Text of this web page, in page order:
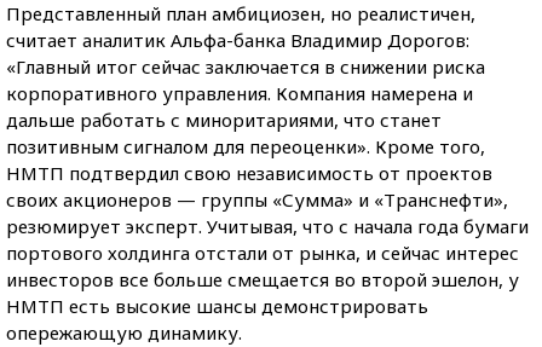
Представленный план амбициозен, но реалистичен,
считает аналитик Альфа-банка Владимир Дорогов:
«Главный итог сейчас заключается в снижении риска
корпоративного управления. Компания намерена и
дальше работать с миноритариями, что станет
позитивным сигналом для переоценки». Кроме того,
НМТП подтвердил свою независимость от проектов
своих акционеров — группы «Сумма» и «Транснефти»,
резюмирует эксперт. Учитывая, что с начала года бумаги
портового холдинга отстали от рынка, и сейчас интерес
инвесторов все больше смещается во второй эшелон, у
НМТП есть высокие шансы демонстрировать
опережающую динамику.